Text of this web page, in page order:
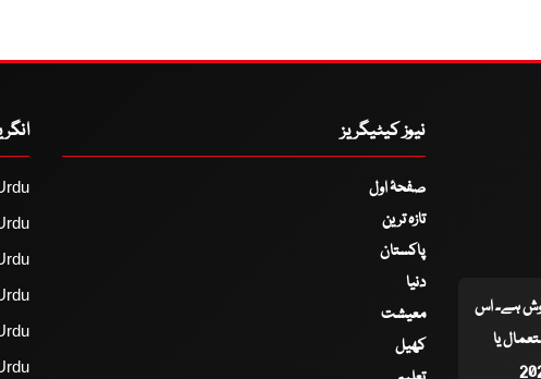
کاوش ہے۔ اس
یا
نیوز کیٹیگریز
صفحۂ اول
تازہ ترین
پاکستان
دنیا
معیشت
کھیل